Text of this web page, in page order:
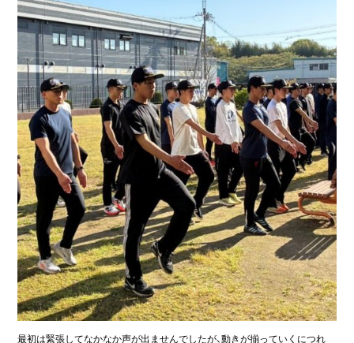
最初は緊張してなかなか声が出ませんでしたが、動きが揃っていくにつれ